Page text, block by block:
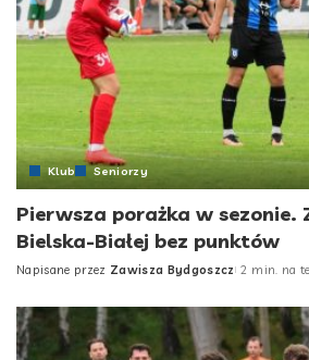
Klub Seniorzy
Pierwsza porażka w sezonie.
Bielska-Białej bez punktów
Posted
Napisane przez Zawisza Bydgoszcz 2 min. na